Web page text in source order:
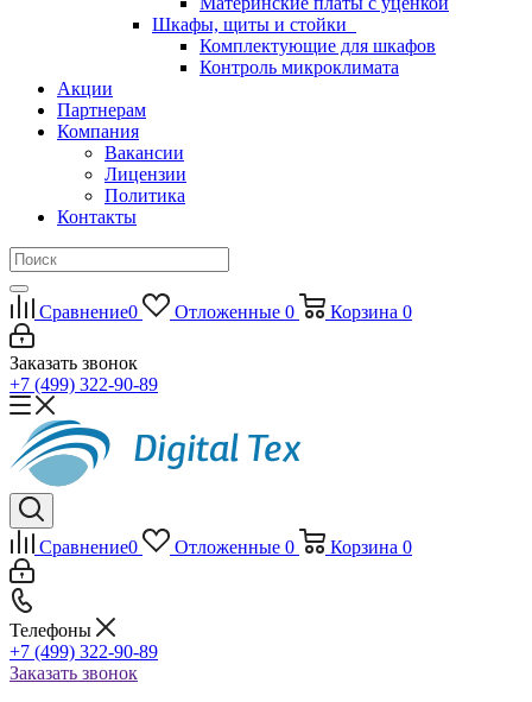
Шкафы, щиты и стойки
Комплектующие для шкафов
Контроль микроклимата
Акции
Партнерам
Компания
Вакансии
Лицензии
Политика
Контакты
Сравнение0 Отложенные 0 Корзина 0
Заказать звонок
+7 (499) 322-90-89
Сравнение0 Отложенные 0 Корзина 0
Телефоны
+7 (499) 322-90-89
Заказать звонок